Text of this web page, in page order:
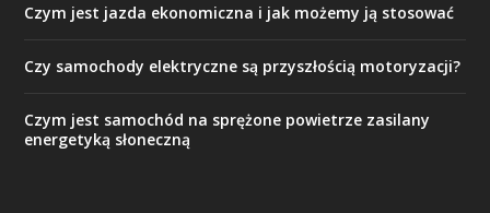
Czym jest jazda ekonomiczna i jak możemy ją stosować
Czy samochody elektryczne są przyszłością motoryzacji?
Czym jest samochód na sprężone powietrze zasilany
energetyką słoneczną